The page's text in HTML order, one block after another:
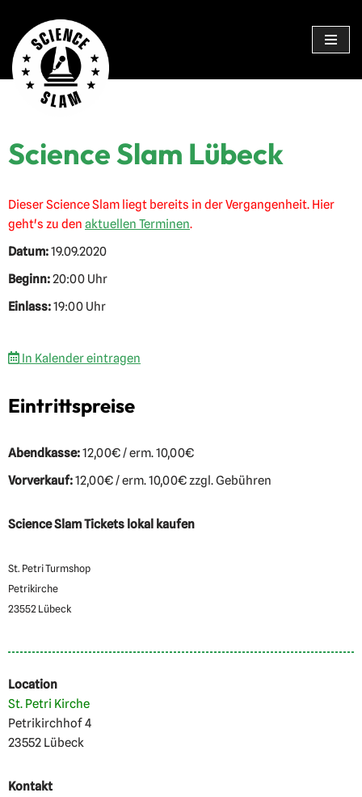
Zum
Inhalt
springen
Science Slam Lübeck
Dieser Science Slam liegt bereits in der Vergangenheit. Hier
geht's zu den aktuellen Terminen.
Datum:19.09.2020
Beginn:20:00 Uhr
Einlass:19:00 Uhr
In Kalender eintragen
Eintrittspreise
Abendkasse:12,00€ / erm. 10,00€
Vorverkauf:12,00€ / erm. 10,00€ zzgl. Gebühren
Science Slam Tickets lokal kaufen
St. Petri Turmshop
Petrikirche
23552 Lübeck
Location
St. Petri Kirche
Petrikirchhof 4
23552 Lübeck
Kontakt